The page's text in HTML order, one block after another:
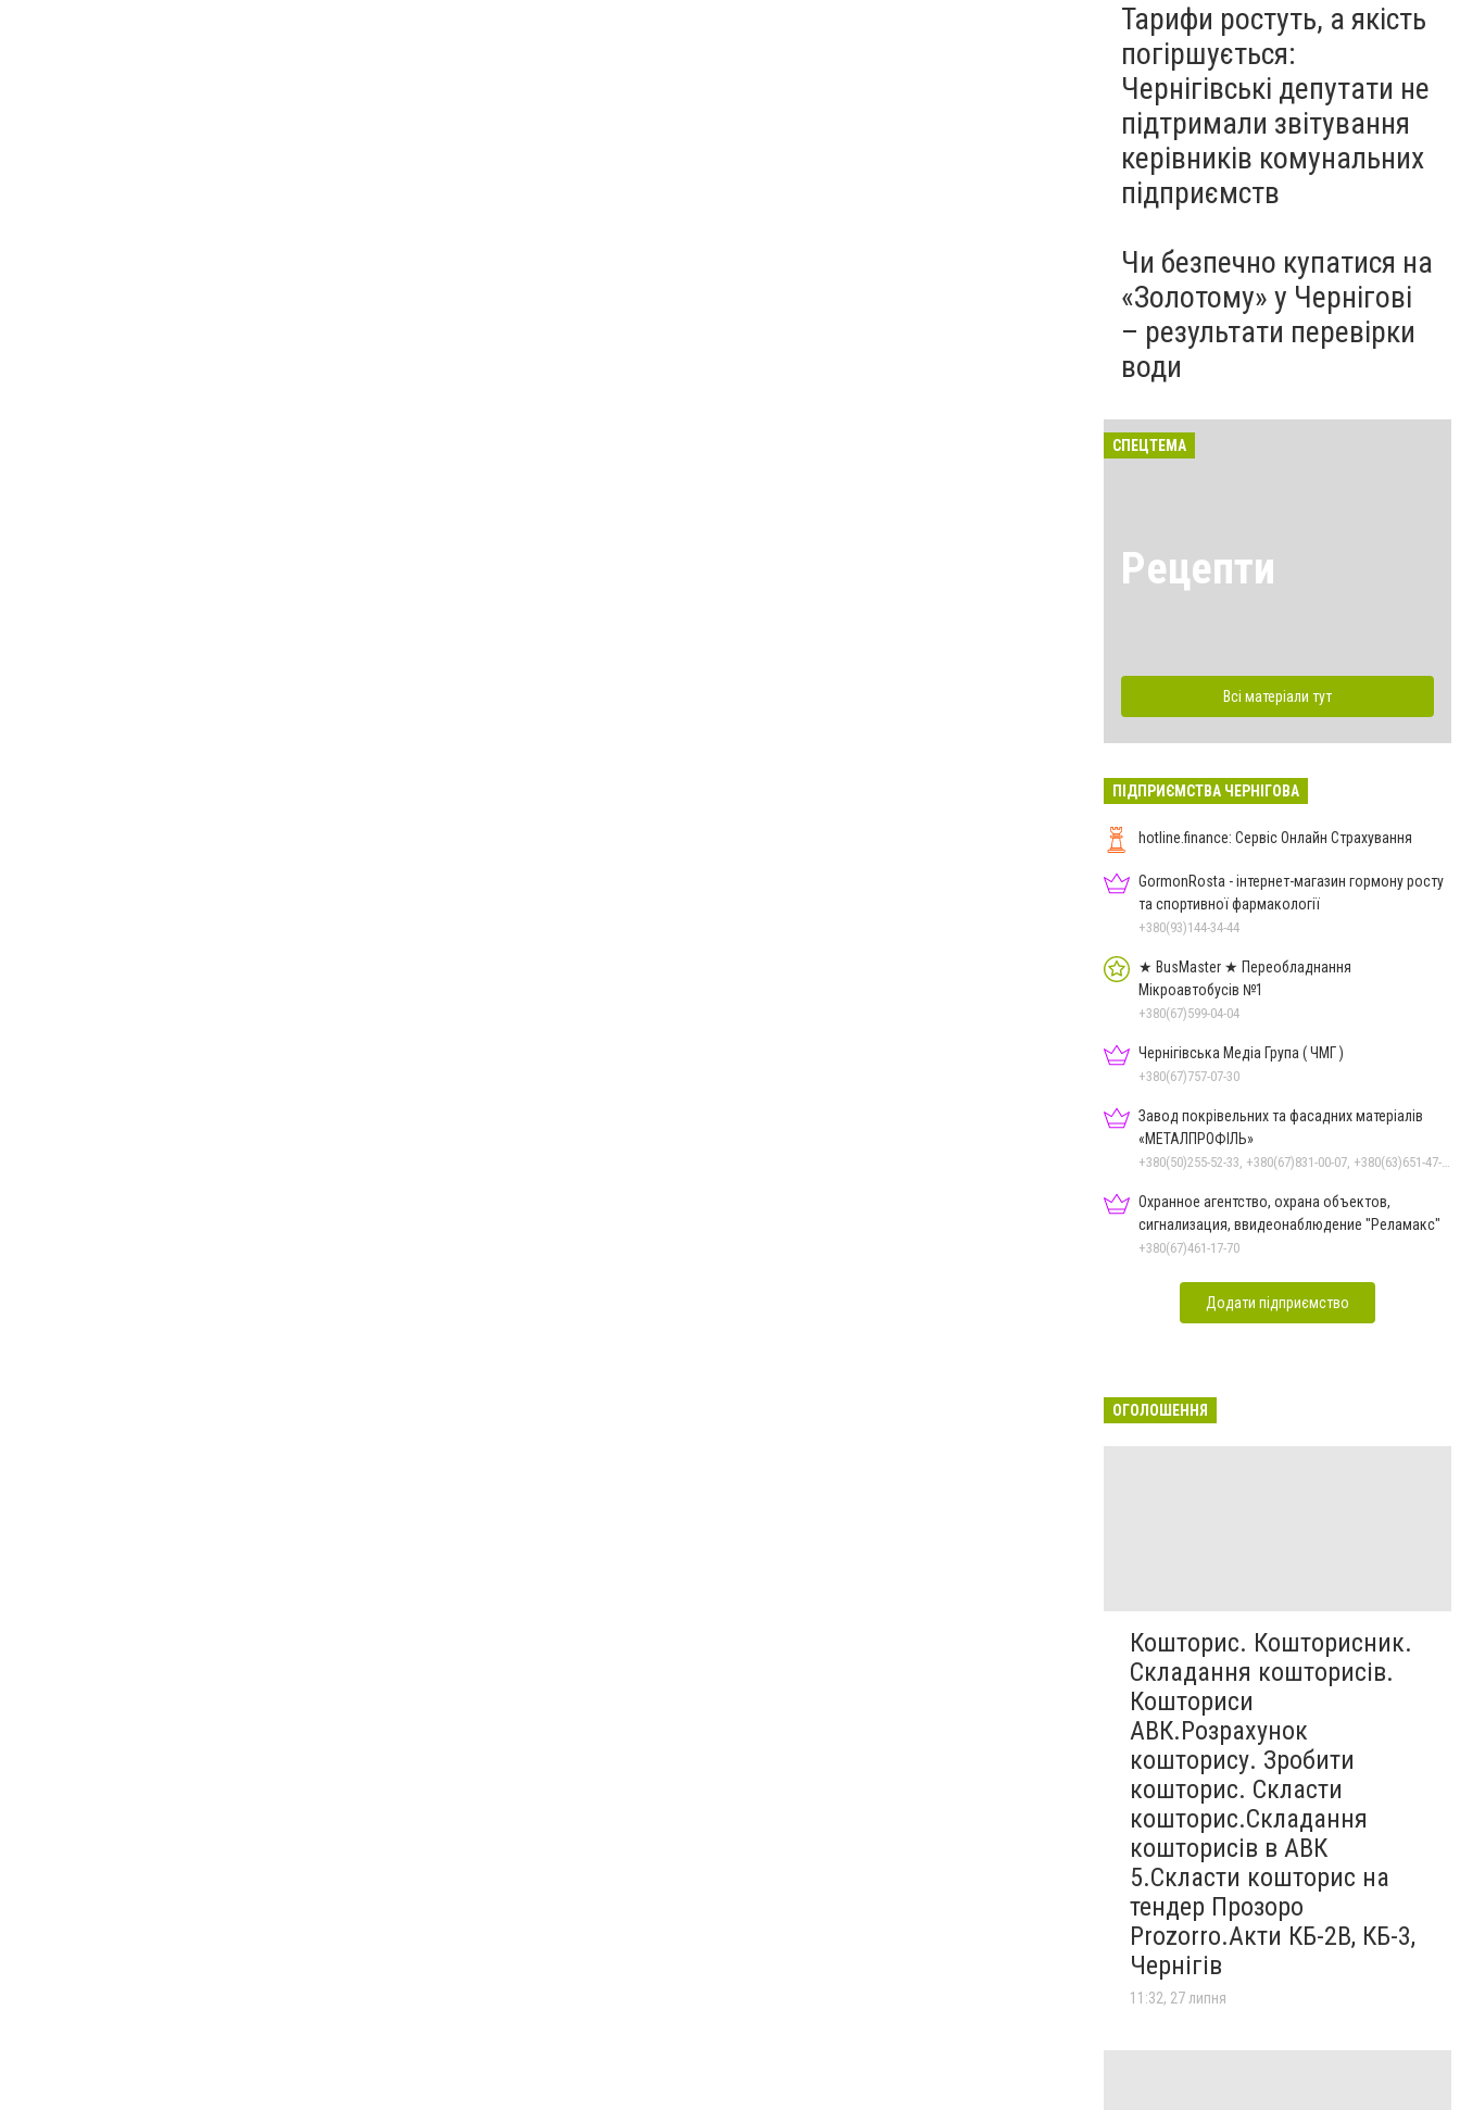
Тарифи ростуть, а якість
погіршується:
Чернігівські депутати не
підтримали звітування
керівників комунальних
підприємств
Чи безпечно купатися на
«Золотому» у Чернігові
– результати перевірки
води
СПЕЦТЕМА
Рецепти
Всі матеріали тут
ПІДПРИЄМСТВА ЧЕРНІГОВА
hotline.finance: Сервіс Онлайн Страхування
GormonRosta - інтернет-магазин гормону росту
та спортивної фармакології
+380(93)144-34-44
★ BusMaster ★ Переобладнання
Мікроавтобусів №1
+380(67)599-04-04
Чернігівська Медіа Група ( ЧМГ )
+380(67)757-07-30
Завод покрівельних та фасадних матеріалів
«МЕТАЛПРОФІЛЬ»
Охранное агентство, охрана объектов,
сигнализация, ввидеонаблюдение "Реламакс"
+380(67)461-17-70
Додати підприємство
ОГОЛОШЕННЯ
Кошторис. Кошторисник.
Складання кошторисів.
Кошториси
АВК.Розрахунок
кошторису. Зробити
кошторис. Скласти
кошторис.Складання
кошторисів в АВК
5.Скласти кошторис на
тендер Прозоро
Prozorro.Акти КБ-2В, КБ-3,
Чернігів
11:32, 27 липня